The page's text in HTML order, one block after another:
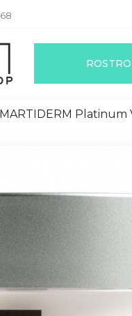
ROSTRO
MARTIDERM Platinum